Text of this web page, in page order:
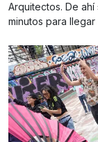
Arquitectos. De
minutos para llegar